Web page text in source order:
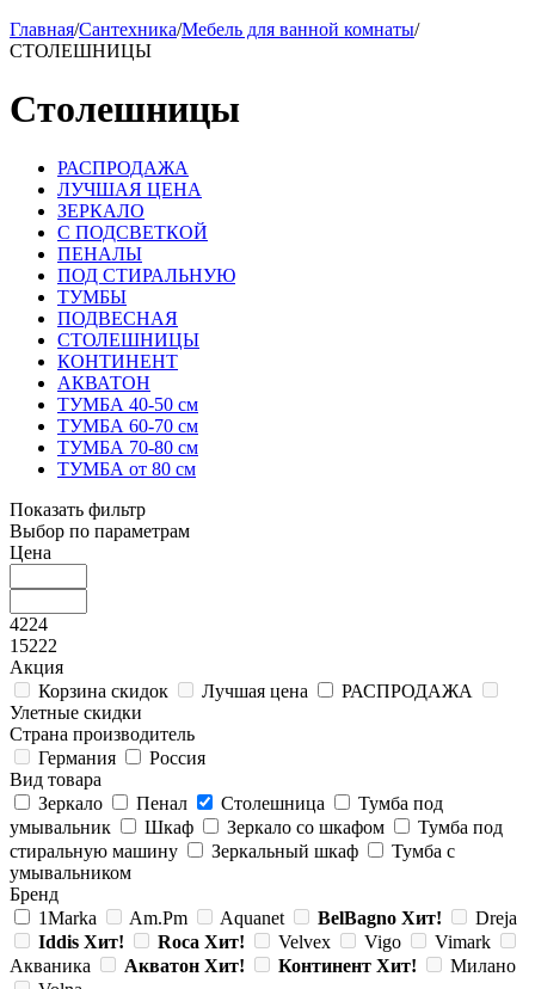
Главная/Сантехника/Мебель для ванной комнаты/
СТОЛЕШНИЦЫ
Столешницы
РАСПРОДАЖА
ЛУЧШАЯ ЦЕНА
ЗЕРКАЛО
С ПОДСВЕТКОЙ
ПЕНАЛЫ
ПОД СТИРАЛЬНУЮ
ТУМБЫ
ПОДВЕСНАЯ
СТОЛЕШНИЦЫ
КОНТИНЕНТ
АКВАТОН
ТУМБА 40-50 см
ТУМБА 60-70 см
ТУМБА 70-80 см
ТУМБА от 80 см
Показать фильтр
Выбор по параметрам
Цена
4224
15222
Акция
Корзина скидок
Лучшая цена
РАСПРОДАЖА
Улетные скидки
Страна производитель
Германия
Россия
Вид товара
Зеркало
Пенал Столешница
Тумба под
умывальник
Шкаф Зеркало со шкафом
Тумба под
стиральную машину
Зеркальный шкаф
Тумба с
умывальником
Бренд
1Marka
Am.Pm Aquanet BelBagno Хит!
Dreja
Iddis Хит! Roca Хит! Velvex Vigo
Vimark
Акваника
Акватон Хит! Континент Хит!
Милано